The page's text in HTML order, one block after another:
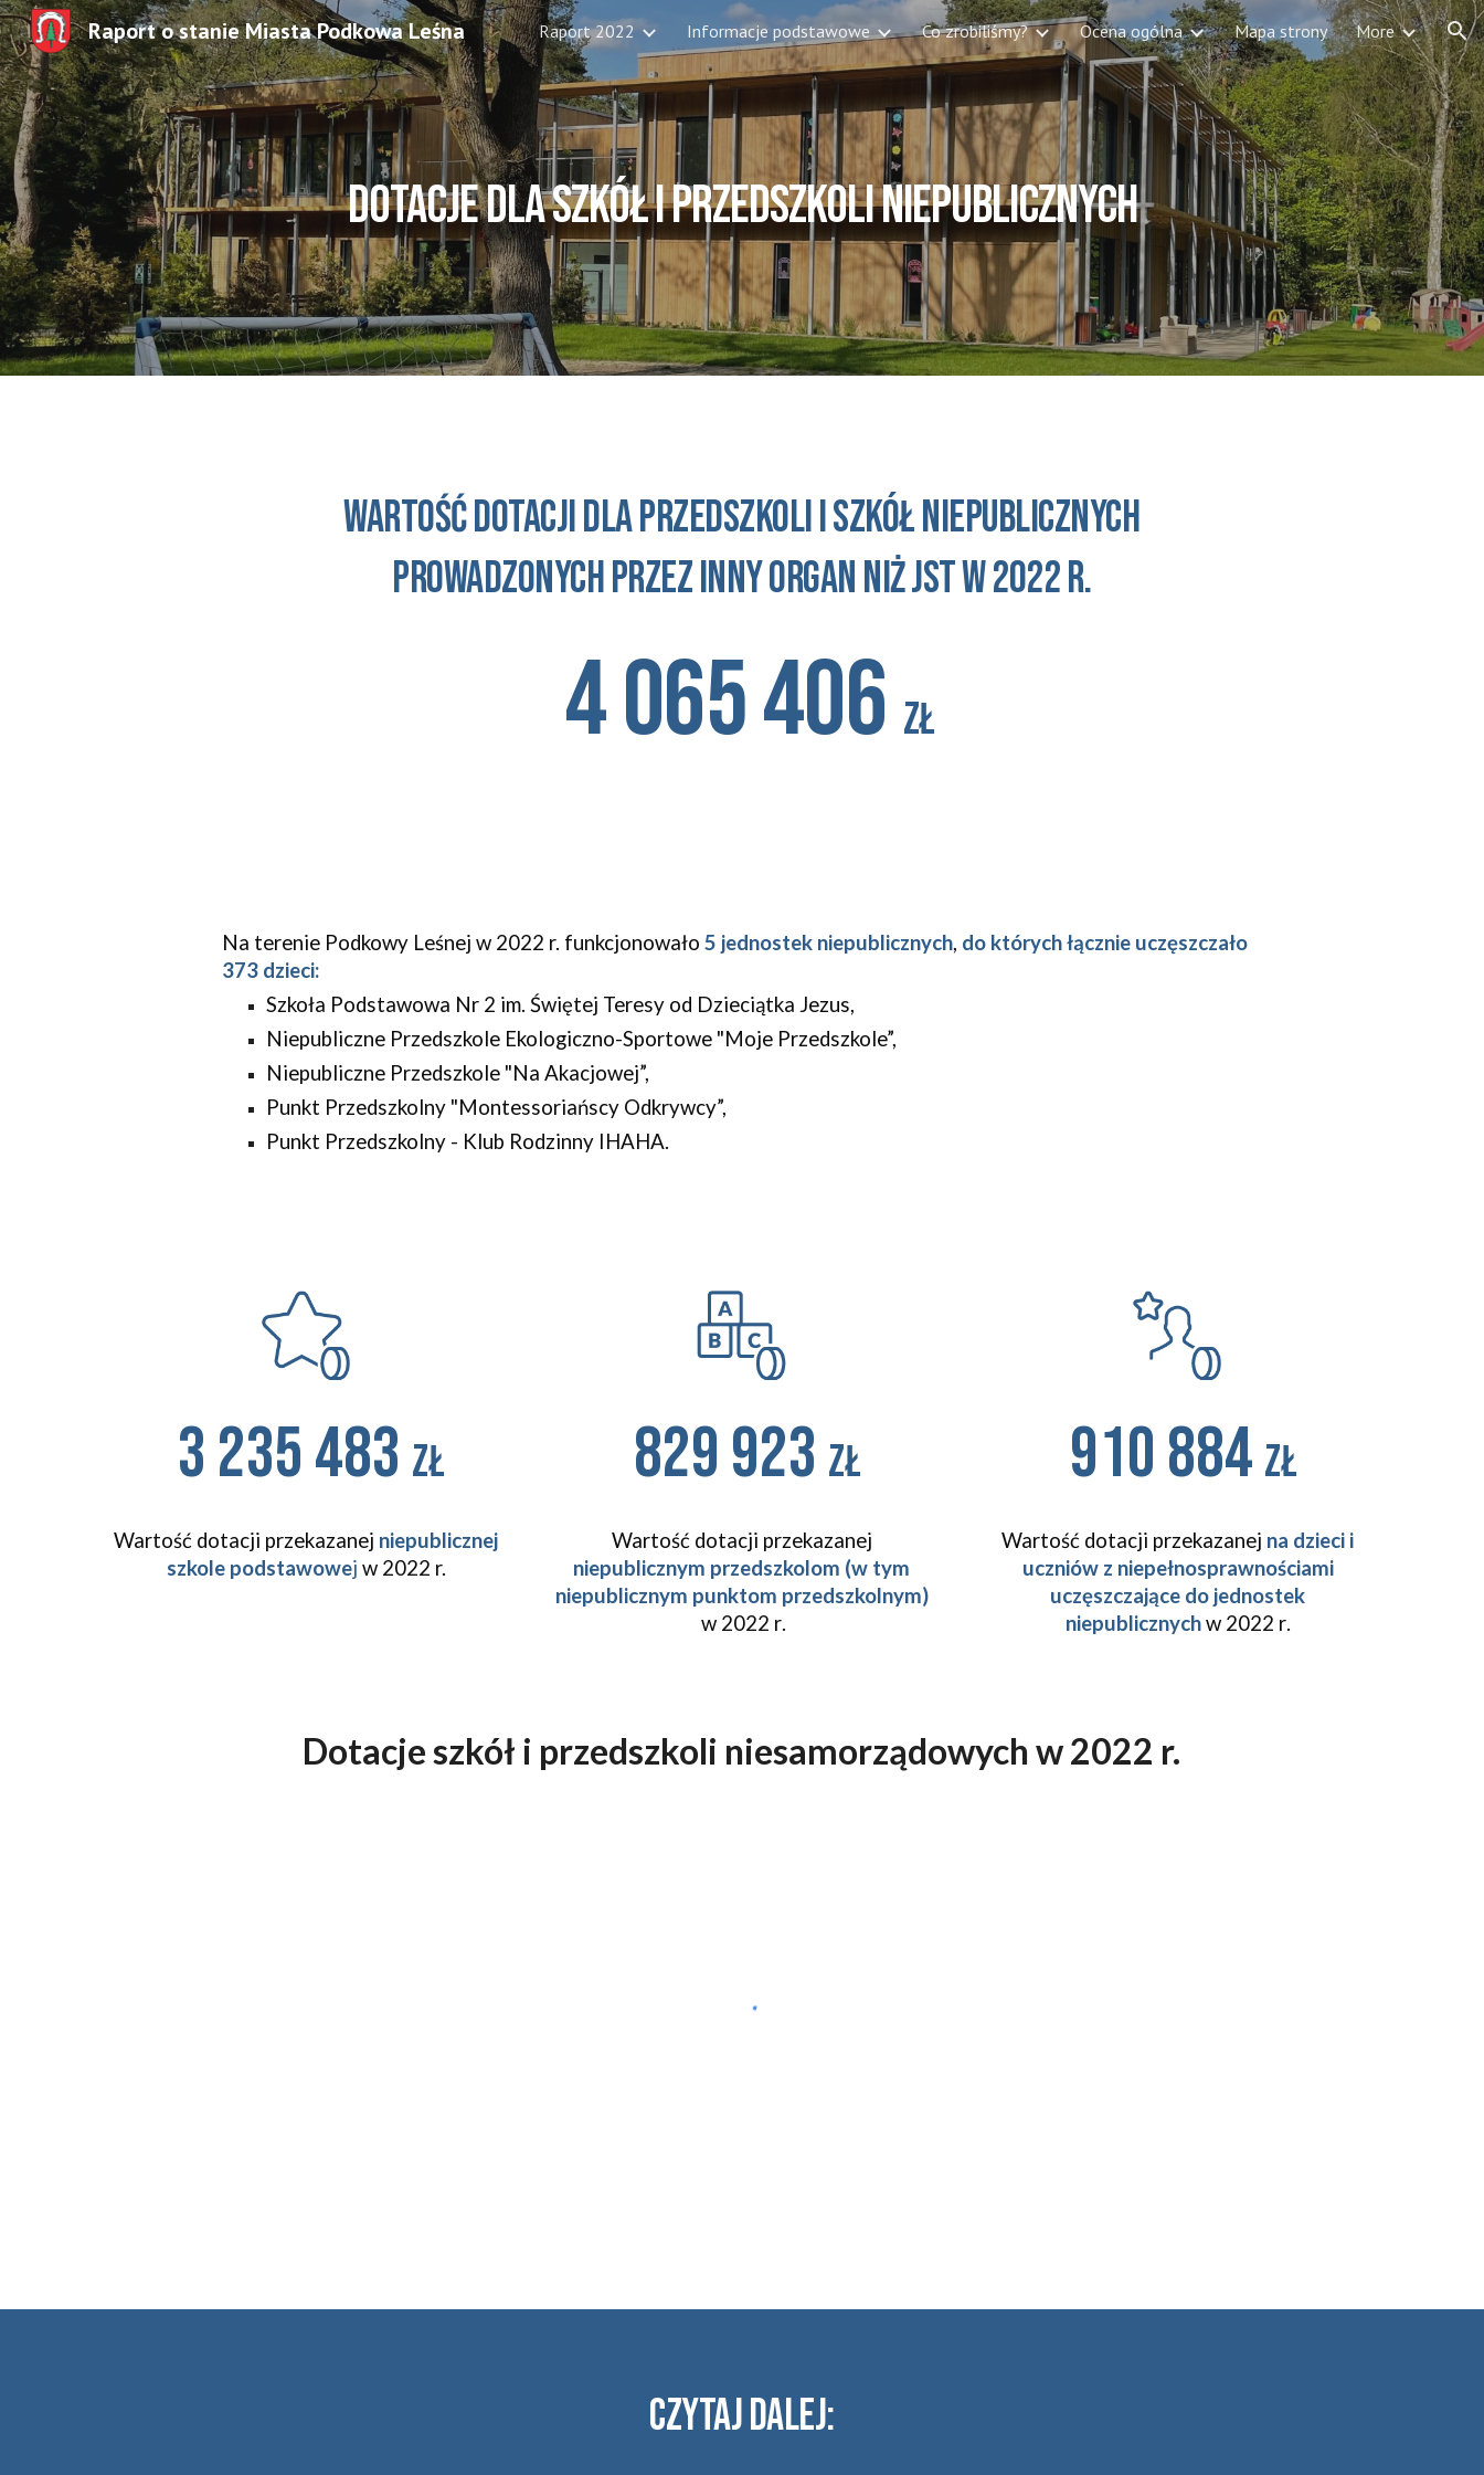
Skip to main content Skip to navigation
Raport o stanie Miasta Podkowa Leśna Raport 2022 Informacje podstawowe Co zrobiliśmy? Ocena ogólna Mapa strony More
DOTACJE DLA szkół i przedszkoli niepublicznych
Wartość DOTACJI DLA PRZEDSZKOLI i szkół NIEPUBLICZNYCH
prowadzonych przez inny organ niż jst W 2022 r.
4 065 406 zł
Na terenie Podkowy Leśnejw 2022 r. funkcjonowało5 jednostek niepublicznych, do których łącznie uczęszczało
373 dzieci:
Szkoła Podstawowa Nr 2 im. Świętej Teresy od Dzieciątka Jezus,
Niepubliczne Przedszkole Ekologiczno-Sportowe "Moje Przedszkole”,
Niepubliczne Przedszkole "Na Akacjowej”,
Punkt Przedszkolny "Montessoriańscy Odkrywcy”,
Punkt Przedszkolny - Klub Rodzinny IHAHA.
3 235 483 zł
Wartość dotacji przekazanej niepublicznej
szkole podstawowej w 2022 r.
829 923 zł
Wartość dotacji przekazanej
niepublicznym przedszkolom (w tym
niepublicznym punktom przedszkolnym)
w 2022 r.
910 884 zł
Wartość dotacji przekazanej na dzieci i
uczniów z niepełnosprawnościami
uczęszczające do jednostek
niepublicznychw 2022 r.
Dotacje szkół i przedszkoli niesamorządowych w 2022 r.
Czytaj dalej: